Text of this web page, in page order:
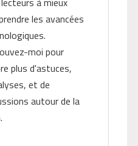
les avancées
moi pour
plus d'astuces,
et de
autour de la